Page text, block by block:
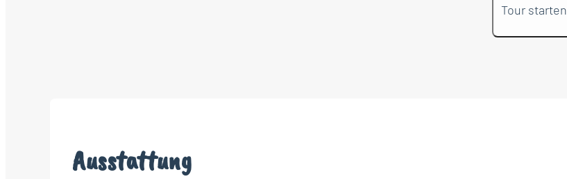
Tour starten
Ausstattung